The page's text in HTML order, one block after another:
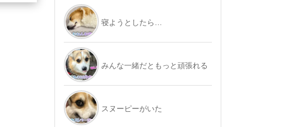
寝ようとしたら…
みんな一緒だともっと頑張れる
スヌーピーがいた